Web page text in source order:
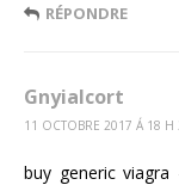
RÉPONDRE
Gnyialcort
11 OCTOBRE 2017 Á 18 H
buy generic viagra